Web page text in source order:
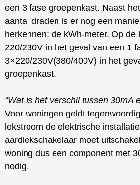
een 3 fase groepenkast. Naast
aantal draden is er nog een
herkennen: de kWh-meter. Op de
220/230V in het geval van een 1
3×220/230V(380/400V) in het
groepenkast.
“Wat is het verschil tussen 30mA
Voor woningen geldt
lekstroom de elektrische
aardlekschakelaar moet
woning dus een component met
nodig.